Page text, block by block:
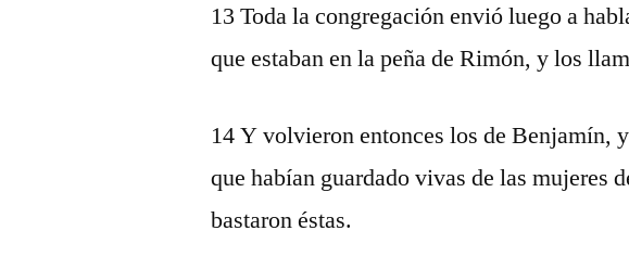
13 Toda la congregación envió luego a
que estaban en la peña de Rimón, y los
14 Y volvieron entonces los de Benjamín,
que habían guardado vivas de las mujeres
bastaron éstas.